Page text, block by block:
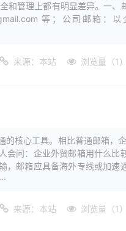
和管理上都有明显差异。一、
等；公司邮箱：
来源：本站 浏览量（1）
核心工具。相比普通邮箱，
会问：企业外贸邮箱用什么比
邮箱应具备海外专线或加速
来源：本站 浏览量（1）